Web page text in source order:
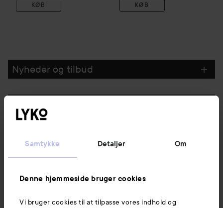
Samtykke Detaljer Om
Denne hjemmeside bruger cookies
Vi bruger cookies til at tilpasse vores indhold og
KØB KØB
Nyheder og tilbud
Kundeservice
Information